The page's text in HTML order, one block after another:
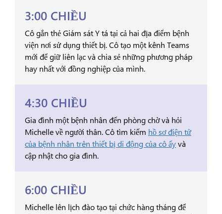
3:00 CHIỀU
Cô gắn thẻ Giám sát Y tá tại cả hai địa điểm bệnh
viện nơi sử dụng thiết bị. Cô tạo một kênh Teams
mới để giữ liên lạc và chia sẻ những phương pháp
hay nhất với đồng nghiệp của mình.
4:30 CHIỀU
Gia đình một bệnh nhân đến phòng chờ và hỏi
Michelle về người thân. Cô tìm kiếm hồ sơ điện tử
của bệnh nhân trên thiết bị di động của cô ấyvà
cập nhật cho gia đình.
6:00 CHIỀU
Michelle lên lịch đào tạo tại chức hàng tháng để